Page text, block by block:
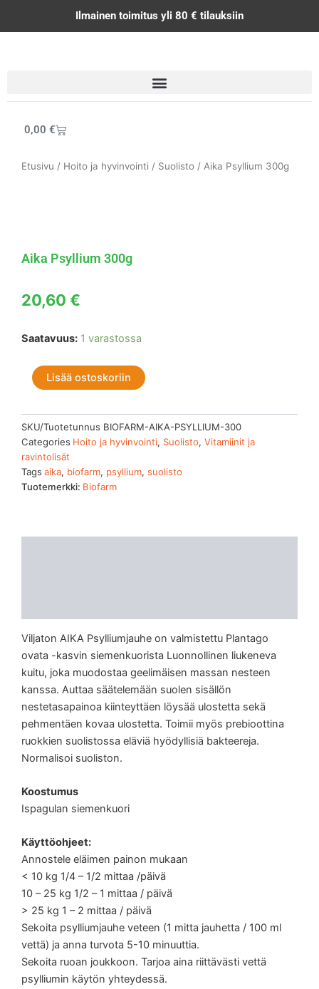
Ilmainen toimitus yli 80 € tilauksiin
0,00 €Cart
Etusivu / Hoito ja hyvinvointi / Suolisto / Aika Psyllium 300g
Aika Psyllium 300g
20,60 €
Saatavuus: 1 varastossa
Aika
300g
määräLisää ostoskoriin
SKU/Tuotetunnus BIOFARM-AIKA-PSYLLIUM-300
Categories Hoito ja hyvinvointi, Suolisto, Vitamiinit ja
ravintolisät
Tags aika, biofarm, psyllium, suolisto
Tuotemerkki: Biofarm
Viljaton AIKA Psylliumjauhe on valmistettu Plantago
ovata -kasvin siemenkuorista Luonnollinen liukeneva
kuitu, joka muodostaa geelimäisen massan nesteen
kanssa. Auttaa säätelemään suolen sisällön
nestetasapainoa kiinteyttäen löysää ulostetta sekä
pehmentäen kovaa ulostetta. Toimii myös prebioottina
ruokkien suolistossa eläviä hyödyllisiä bakteereja.
Normalisoi suoliston.
Koostumus
Ispagulan siemenkuori
Käyttöohjeet:
Annostele eläimen painon mukaan
< 10 kg 1/4 – 1/2 mittaa /päivä
10 – 25 kg 1/2 – 1 mittaa / päivä
> 25 kg 1 – 2 mittaa / päivä
Sekoita psylliumjauhe veteen (1 mitta jauhetta / 100 ml
vettä) ja anna turvota 5-10 minuuttia.
Sekoita ruoan joukkoon. Tarjoa aina riittävästi vettä
psylliumin käytön yhteydessä.